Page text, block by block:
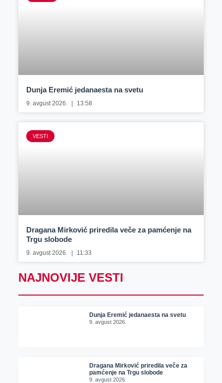
Dunja Eremić jedanaesta na svetu
9. avgust 2026. 13:58
VESTI
Dragana Mirković priredila veče za pamćenje na
Trgu slobode
9. avgust 2026. 11:33
NAJNOVIJE VESTI
Dunja Eremić jedanaesta na svetu
9. avgust 2026.
Dragana Mirković priredila veče za
pamćenje na Trgu slobode
9. avgust 2026.